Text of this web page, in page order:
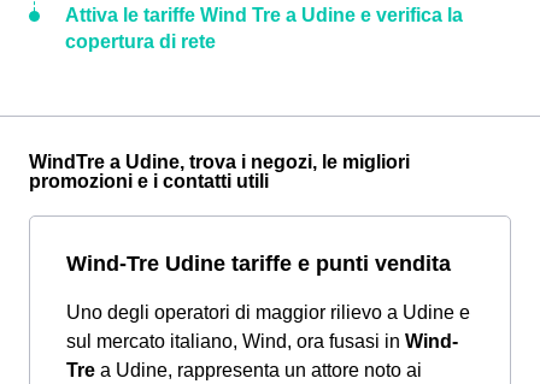
Attiva le tariffe Wind Tre a Udine e verifica la
copertura di rete
WindTre a Udine, trova i negozi, le migliori
promozioni e i contatti utili
Wind-Tre Udine tariffe e punti vendita
Uno degli operatori di maggior rilievo a Udine e
sul mercato italiano, Wind, ora fusasi in Wind-
Tre a Udine, rappresenta un attore noto ai